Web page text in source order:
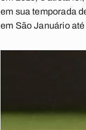
em sua temporada
em São Januário até